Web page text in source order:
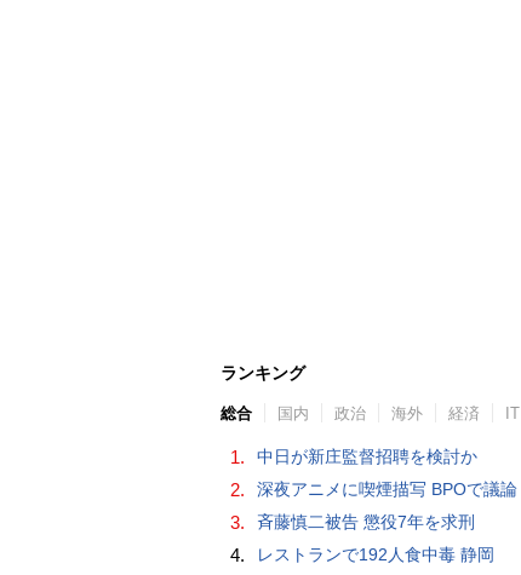
ランキング
総合 国内 政治 海外 経済 IT
1. 中日が新庄監督招聘を検討か
2. 深夜アニメに喫煙描写 BPOで議論
3. 斉藤慎二被告 懲役7年を求刑
4. レストランで192人食中毒 静岡